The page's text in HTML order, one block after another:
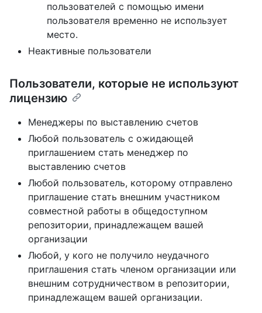
пользователей с помощью имени
пользователя временно не использует
место.
Неактивные пользователи
Пользователи, которые не используют
лицензию
Менеджеры по выставлению счетов
Любой пользователь с ожидающей
приглашением стать менеджер по
выставлению счетов
Любой пользователь, которому отправлено
приглашение стать внешним участником
совместной работы в общедоступном
репозитории, принадлежащем вашей
организации
Любой, у кого не получило неудачного
приглашения стать членом организации или
внешним сотрудничеством в репозитории,
принадлежащем вашей организации.